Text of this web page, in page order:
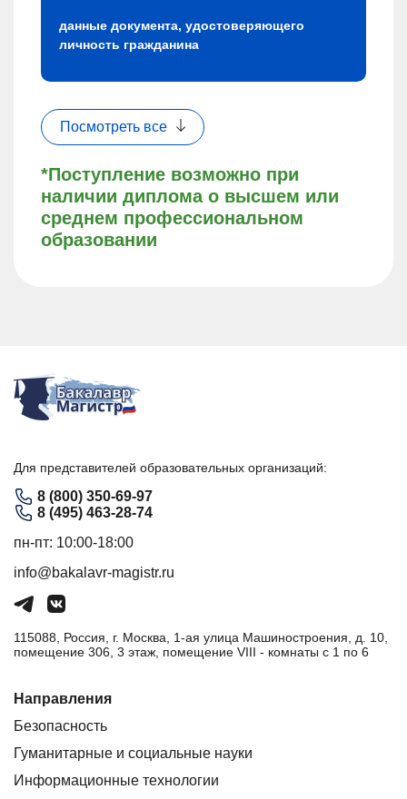
*Поступление возможно при
наличии диплома о высшем или
среднем профессиональном
образовании
данные документа, удостоверяющего
личность гражданина
Посмотреть все
Для представителей образовательных организаций:
8 (800) 350-69-97
8 (495) 463-28-74
пн-пт: 10:00-18:00
info@bakalavr-magistr.ru
115088, Россия, г. Москва, 1-ая улица Машиностроения, д. 10,
помещение 306, 3 этаж, помещение VIII - комнаты с 1 по 6
Направления
Безопасность
Гуманитарные и социальные науки
Информационные технологии